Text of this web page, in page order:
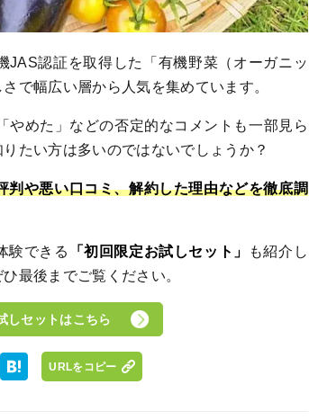
JAS認証を取得した「有機野菜（オーガニッ
で幅広い層から人気を集めています。
めた」などの否定的なコメントも一部見ら
たい方は多いのではないでしょうか？
判や悪い口コミ、解約した理由などを徹底調
験できる 「初回限定お試しセット」
も紹介し
最後までご覧ください。
しセットはこちら
URLをコピー